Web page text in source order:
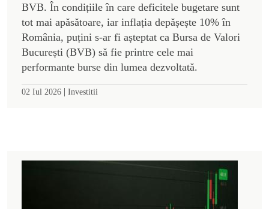
BVB. În condițiile în care deficitele bugetare sunt
tot mai apăsătoare, iar inflația depășește 10% în
România, puțini s-ar fi așteptat ca Bursa de Valori
București (BVB) să fie printre cele mai
performante burse din lumea dezvoltată.
02 Iul 2026 | Investitii